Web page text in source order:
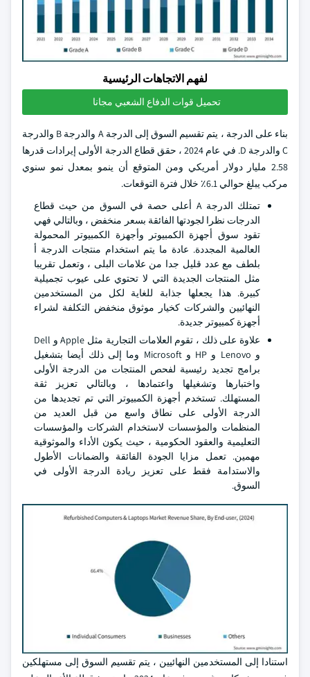
لفهم الاتجاهات الرئيسية
تحميل قوات الدفاع الشعبي مجانا
بناء على الدرجة ، يتم تقسيم السوق إلى الدرجة A والدرجة B والدرجة
C والدرجة D. في عام 2024 ، حقق قطاع الدرجة الأولى إيرادات قدرها
2.58 مليار دولار أمريكي ومن المتوقع أن ينمو بمعدل نمو سنوي
مركب يبلغ حوالي 6.1٪ خلال فترة التوقعات.
تمتلك الدرجة A أعلى حصة في السوق من حيث قطاع
الدرجات نظرا لجودتها الفائقة بسعر منخفض ، وبالتالي فهي
تقود سوق أجهزة الكمبيوتر وأجهزة الكمبيوتر المحمولة
العالمية المجددة. عادة ما يتم استخدام منتجات الدرجة أ
بلطف مع عدد قليل جدا من علامات البلى ، وتعمل تقريبا
مثل المنتجات الجديدة التي لا تحتوي على عيوب تجميلية
كبيرة. هذا يجعلها جذابة للغاية لكل من المستخدمين
النهائيين والشركات كخيار موثوق منخفض التكلفة لشراء
أجهزة كمبيوتر جديدة.
علاوة على ذلك ، تقوم العلامات التجارية مثل Apple و Dell
و Lenovo و HP و Microsoft وما إلى ذلك أيضا بتشغيل
برامج تجديد رئيسية لفحص المنتجات من الدرجة الأولى
واختبارها وتشغيلها واعتمادها ، وبالتالي تعزيز ثقة
المستهلك. تستخدم أجهزة الكمبيوتر التي تم تجديدها من
الدرجة الأولى على نطاق واسع من قبل العديد من
المنظمات والمؤسسات لاستخدام الشركات والمؤسسات
التعليمية والعقود الحكومية ، حيث يكون الأداء والموثوقية
مهمين. تعمل مزايا الجودة الفائقة والضمانات الأطول
والاستدامة فقط على تعزيز ريادة الدرجة الأولى في
السوق.
استنادا إلى المستخدمين النهائيين ، يتم تقسيم السوق إلى مستهلكين